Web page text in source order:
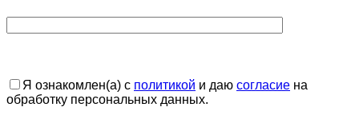
Я ознакомлен(а) с политикой и даю согласие на
обработку персональных данных.